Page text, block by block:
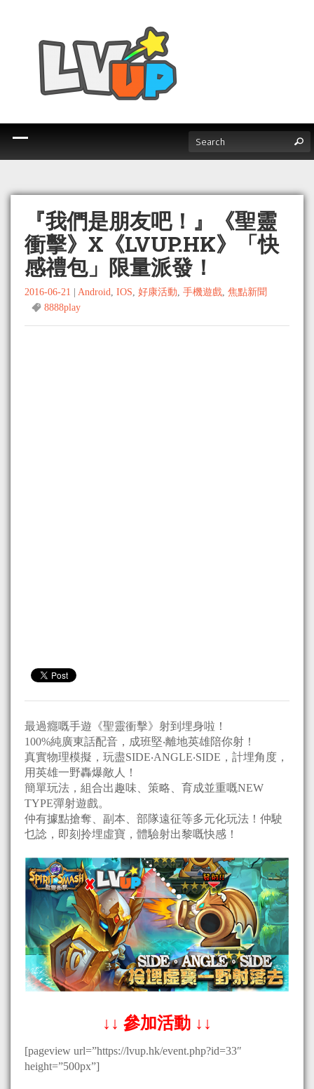
『我們是朋友吧！』《聖靈
衝擊》X《LVUP.HK》「快
感禮包」限量派發！
2016-06-21 Android, IOS, 好康活動, 手機遊戲, 焦點新聞
8888play
最過癮嘅手遊《聖靈衝擊》射到埋身啦！
100%純廣東話配音，成班堅‧離地英雄陪你射！
真實物理模擬，玩盡SIDE‧ANGLE‧SIDE，計埋角度，
用英雄一野轟爆敵人！
簡單玩法，組合出趣味、策略、育成並重嘅NEW
TYPE彈射遊戲。
仲有據點搶奪、副本、部隊遠征等多元化玩法！仲駛
乜諗，即刻拎埋虛寶，體驗射出黎嘅快感！
↓↓ 參加活動 ↓↓
[pageview url=”https://lvup.hk/event.php?id=33″
height=”500px”]